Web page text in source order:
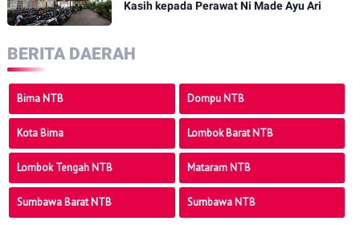
Kasih kepada Perawat Ni Made Ayu Ari
BERITA DAERAH
Bima NTB Dompu NTB
Kota Bima Lombok Barat NTB
Lombok Tengah NTB Mataram NTB
Sumbawa Barat NTB Sumbawa NTB